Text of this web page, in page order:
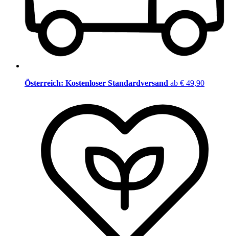
Österreich: Kostenloser Standardversand ab € 49,90